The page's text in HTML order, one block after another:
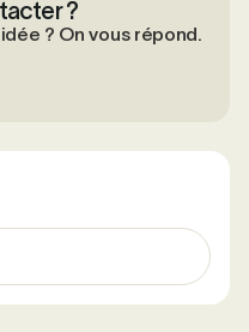
?
? On vous répond.